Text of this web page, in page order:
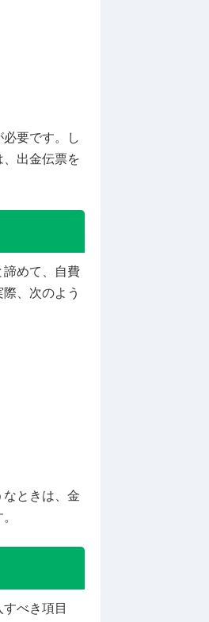
要です。し
出金伝票を
諦めて、自費
、次のよう
なときは、金
べき項目